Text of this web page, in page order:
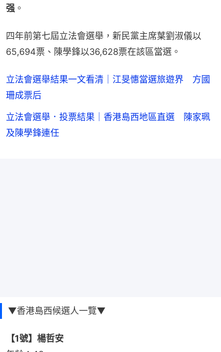
强 。
四年前第七屆立法會選舉，新民黨主席葉劉淑儀以
65,694票、陳學鋒以36,628票在該區當選。
立法會選舉結果一文看清｜江旻憓當選旅遊界 方國
珊成票后
立法會選舉．投票結果｜香港島西地區直選 陳家珮
及陳學鋒連任
▼香港島西候選人一覽▼
【1號】楊哲安